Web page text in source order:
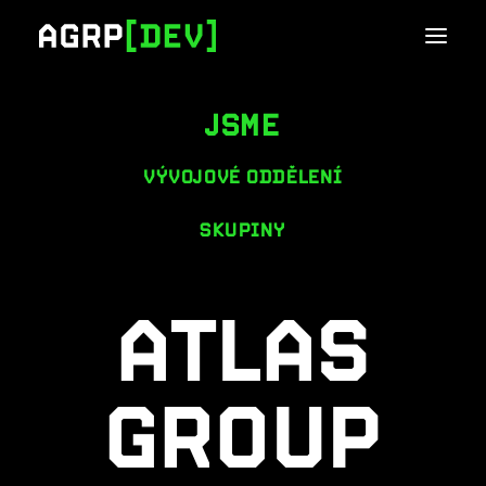
JSME
VÝVOJOVÉ ODDĚLENÍ
SKUPINY
ATLAS
GROUP